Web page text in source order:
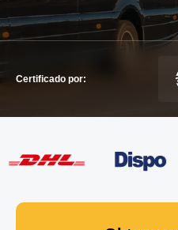
Certificado por: